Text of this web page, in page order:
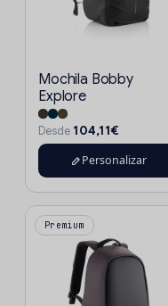
Mochila Bobby
Explore
Desde 104,11€
Personalizar
Premium